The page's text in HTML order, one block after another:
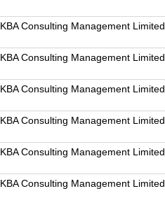
KBA Consulting Management Limited
KBA Consulting Management Limited
KBA Consulting Management Limited
KBA Consulting Management Limited
KBA Consulting Management Limited
KBA Consulting Management Limited